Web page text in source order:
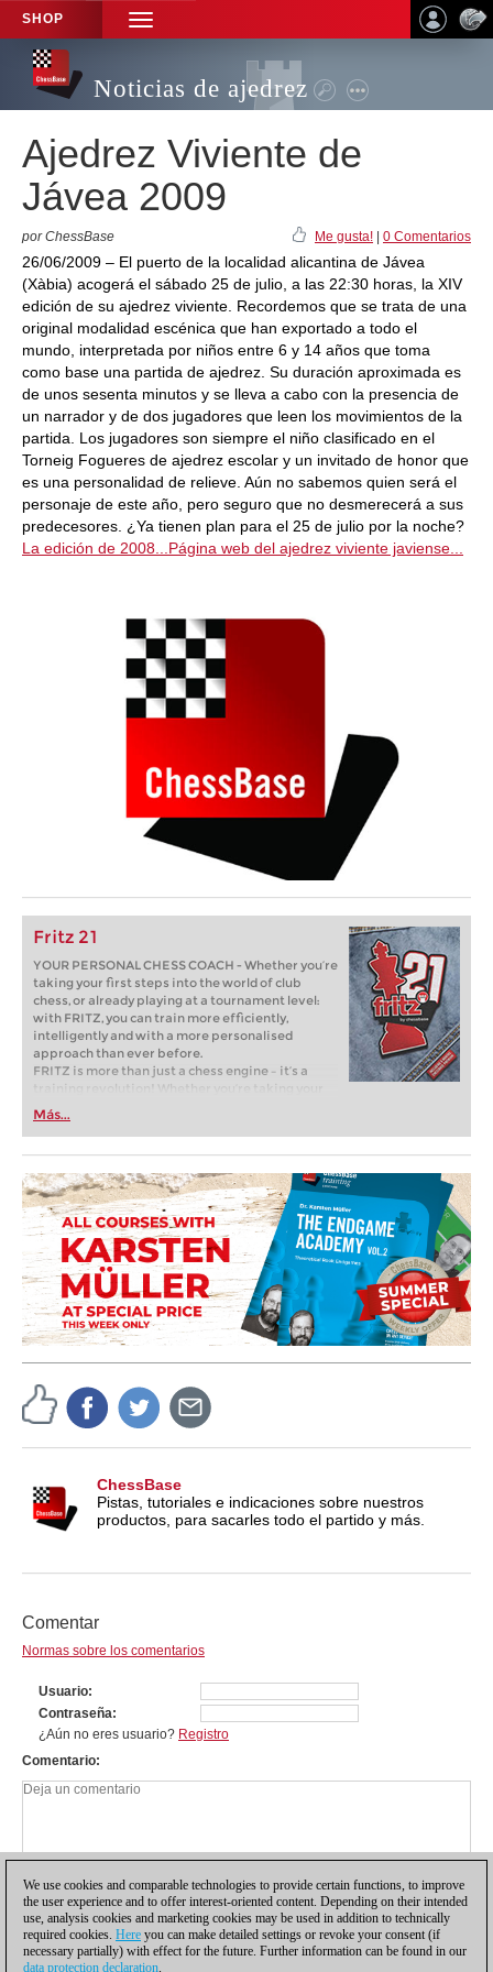
SHOP
TOGGLE
NAVIGATION
Noticias de ajedrez
Ajedrez Viviente de
Jávea 2009
por ChessBase Me gusta! 0 Comentarios
26/06/2009 – El puerto de la localidad alicantina de Jávea
(Xàbia) acogerá el sábado 25 de julio, a las 22:30 horas, la XIV
edición de su ajedrez viviente. Recordemos que se trata de una
original modalidad escénica que han exportado a todo el
mundo, interpretada por niños entre 6 y 14 años que toma
como base una partida de ajedrez. Su duración aproximada es
de unos sesenta minutos y se lleva a cabo con la presencia de
un narrador y de dos jugadores que leen los movimientos de la
partida. Los jugadores son siempre el niño clasificado en el
Torneig Fogueres de ajedrez escolar y un invitado de honor que
es una personalidad de relieve. Aún no sabemos quien será el
personaje de este año, pero seguro que no desmerecerá a sus
predecesores. ¿Ya tienen plan para el 25 de julio por la noche?
La edición de 2008... Página web del ajedrez viviente javiense...
Fritz 21
YOUR PERSONAL CHESS COACH - Whether you’re
taking your first steps into the world of club
chess, or already playing at a tournament level:
with FRITZ, you can train more efficiently,
intelligently and with a more personalised
approach than ever before.
FRITZ is more than just a chess engine – it’s a
training revolution! Whether you’re taking your
first steps into the world of club chess, or already
playing at a tournament level: with FRITZ, you can
train more efficiently, intelligently and with a
more personalised approach than ever before.
Más...
ChessBase
Pistas, tutoriales e indicaciones sobre nuestros
productos, para sacarles todo el partido y más.
Comentar
Normas sobre los comentarios
Usuario
Contraseña
¿Aún no eres usuario? Registro
Comentario
We use cookies and comparable technologies to provide certain functions, to improve
the user experience and to offer interest-oriented content. Depending on their intended
use, analysis cookies and marketing cookies may be used in addition to technically
required cookies. Here you can make detailed settings or revoke your consent (if
necessary partially) with effect for the future. Further information can be found in our
data protection declaration.